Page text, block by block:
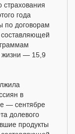
года
по договорам
составляющей
жизни — 15,9
в
— сентябре
долевого
продукты